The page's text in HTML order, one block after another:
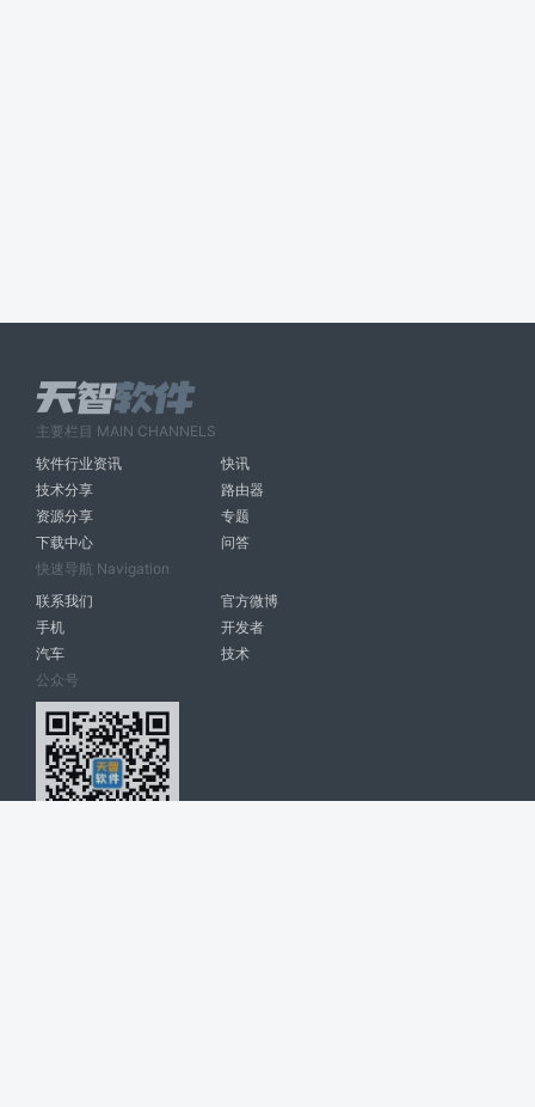
主要栏目 MAIN CHANNELS
软件行业资讯
快讯
技术分享
路由器
资源分享
专题
下载中心
问答
快速导航 Navigation
联系我们
官方微博
手机
开发者
汽车
技术
公众号